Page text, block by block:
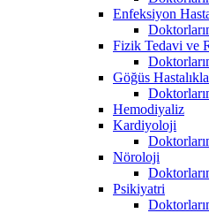
Enfeksiyon
Fizik Tedavi ve
Göğüs
Hemodiyaliz
Kardiyoloji
Nöroloji
Psikiyatri